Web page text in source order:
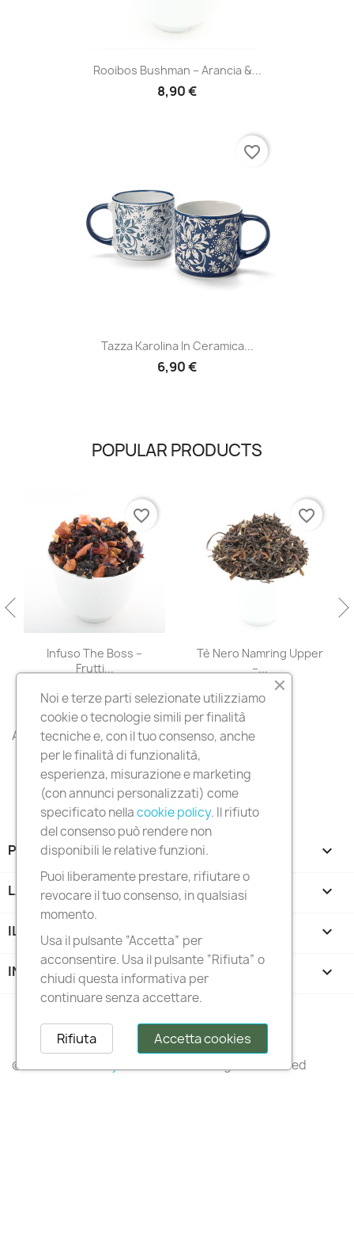
Rooibos Bushman – Arancia &...
8,90 €
Tazza Karolina In Ceramica...
6,90 €
favorite_border
POPULAR PRODUCTS
Infuso The Boss –
Frutti...
favorite_border
Tè Nero Namring Upper
–...
11,90 €
favorite_border
All products
PRODOTTI 
LA NOSTRA AZIENDA 
IL TUO ACCOUNT 
INFORMAZIONI NEGOZIO keyboard_arrow_down
Follow us
© 2026 – – All Rights Reserved
Noi e terze parti selezionate utilizziamo
cookie o tecnologie simili per finalità
tecniche e, con il tuo consenso, anche
per le finalità di funzionalità,
esperienza, misurazione e marketing
(con annunci personalizzati) come
specificato nellacookie policy. Il rifiuto
del consenso può rendere non
disponibili le relative funzioni.
Puoi liberamente prestare, rifiutare o
revocare il tuo consenso, in qualsiasi
momento.
Usa il pulsante “Accetta” per
acconsentire. Usa il pulsante “Rifiuta” o
chiudi questa informativa per
continuare senza accettare.
Accetta cookies
Rifiuta